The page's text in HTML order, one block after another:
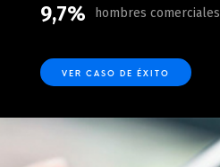
9,7% hombres comerciales
VER CASO DE ÉXITO